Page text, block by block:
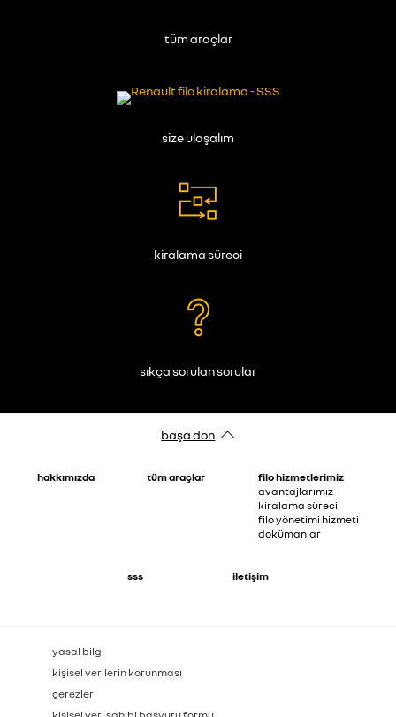
tüm araçlar
size ulaşalım
kiralama süreci
sıkça sorulan sorular
başa dön
hakkimizda tüm araçlar
fi̇lo hi̇zmetleri̇mi̇z
avantajlarimiz
ki̇ralama süreci̇
fi̇lo yöneti̇mi̇ hi̇zmeti̇
dokümanlar
sss i̇leti̇şi̇m
yasal bilgi
kişisel verilerin korunması
çerezler